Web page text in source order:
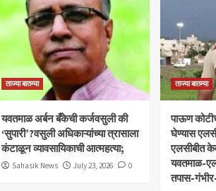
ताज्या बातम्या
​यवतमाळ अर्बन बँकेची कर्जवसुली की
‘सुपारी’?वसुली अधिकाऱ्यांच्या त्रासाला
कंटाळून व्यावसायिकाची आत्महत्या;
Sahasik News July 23, 2026 0
ताज्या बातम्या
पाऊण
घेण्यास
एलसीबीत
यवतमाळ-
तपास-